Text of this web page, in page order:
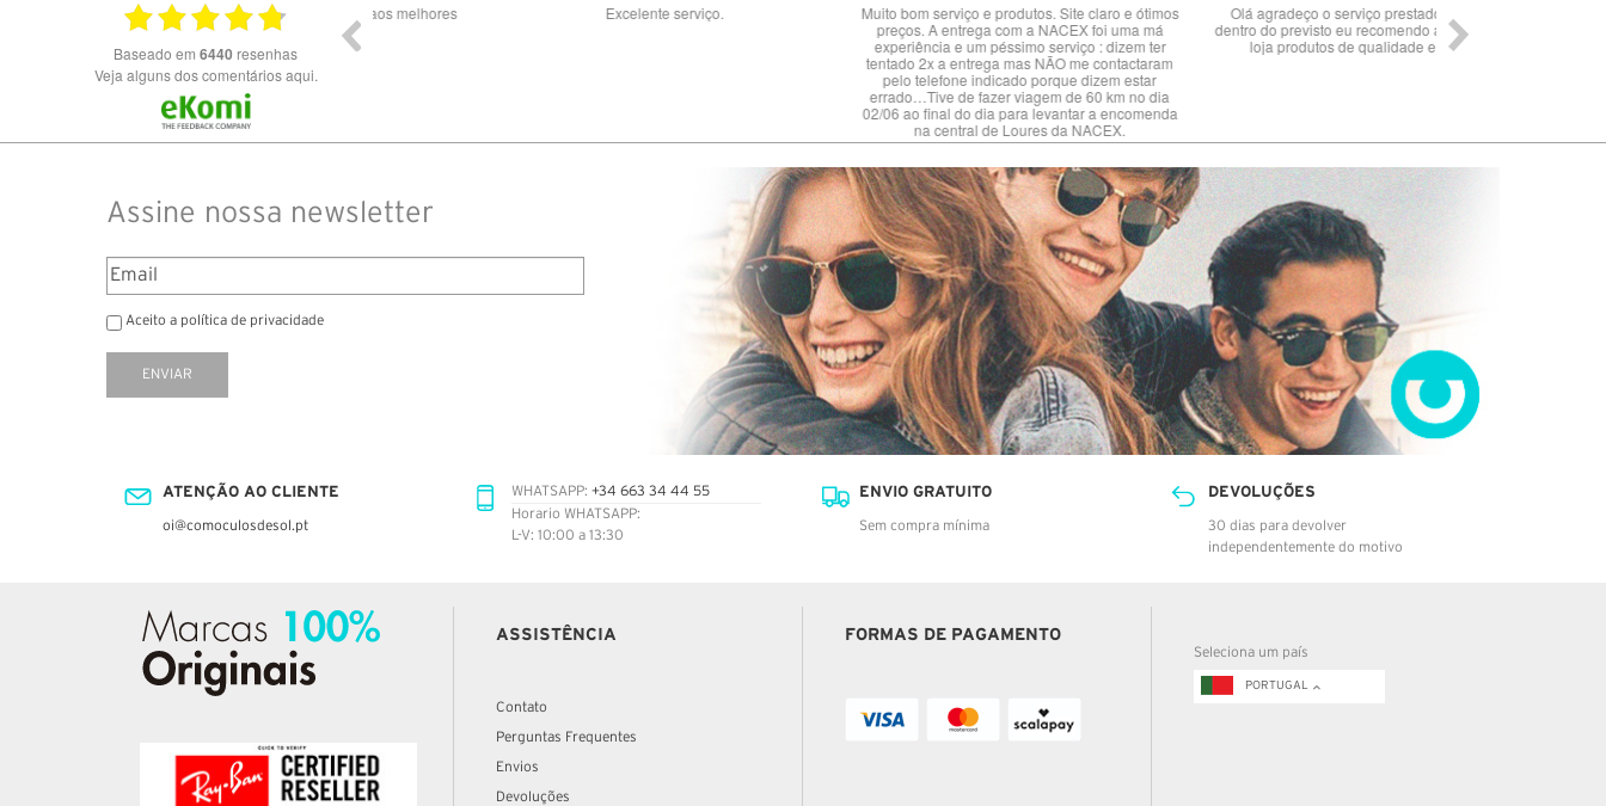
Baseado em 6440 resenhas
Veja alguns dos comentários aqui.
Óculos de excelente qualidade aos melhores
preços
Excelente serviço.
Muito bom serviço e produtos. Site claro e ótimos
preços. A entrega com a NACEX foi uma má
experiência e um péssimo serviço : dizem ter
tentado 2x a entrega mas NÃO me contactaram
pelo telefone indicado porque dizem estar
errado…Tive de fazer viagem de 60 km no dia
02/06 ao final do dia para levantar a encomenda
na central de Loures da NACEX.
Olá agradeço o serviço prestado tudo correu
dentro do previsto eu recomendo a compra nesta
loja produtos de qualidade e originais.
Assine nossa newsletter
Aceito a política de privacidade
ENVIAR
ATENÇÃO AO CLIENTE
oi@comoculosdesol.pt
WHATSAPP: +34 663 34 44 55
Horario WHATSAPP:
L-V: 10:00 a 13:30
ENVIO GRATUITO
Sem compra mínima
DEVOLUÇÕES
30 dias para devolver
independentemente do motivo
ASSISTÊNCIA
Contato
Perguntas Frequentes
Envios
Devoluções
FORMAS DE PAGAMENTO
Seleciona um país
PORTUGAL